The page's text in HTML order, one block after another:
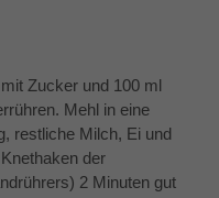
Zucker und 100 ml
Mehl in eine
restliche Milch, Ei und
der
2 Minuten gut